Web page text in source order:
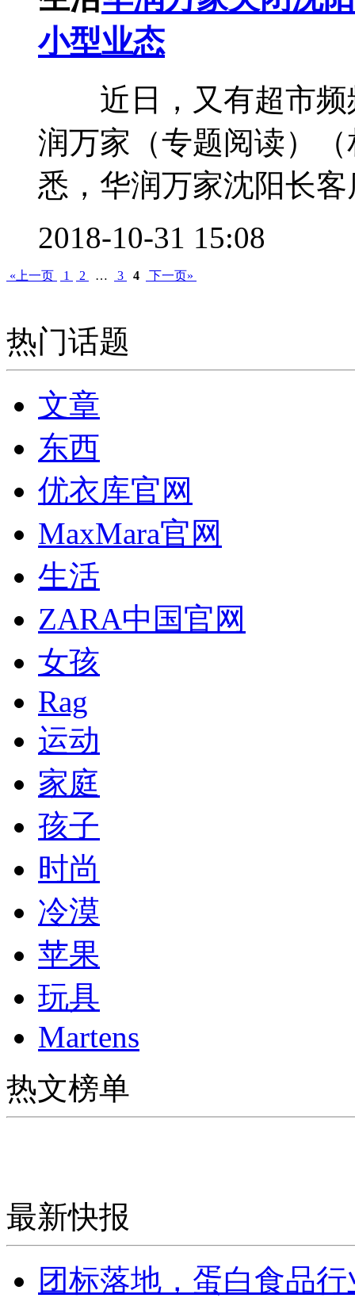
小型业态
近日，又有超市频
润万家（专题阅读）
悉，华润万家沈阳长
2018-10-31 15:08
«上一页 1 2 … 3 4 下一页»
热门话题
文章
东西
优衣库官网
MaxMara官网
生活
ZARA中国官网
女孩
Rag
运动
家庭
孩子
时尚
冷漠
苹果
玩具
Martens
热文榜单
最新快报
团标落地，蛋白食品